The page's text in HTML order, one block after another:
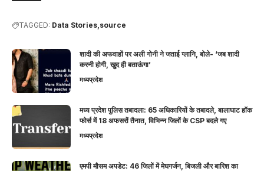
TAGGED: Data Stories source
शादी की अफवाहों पर अली गोनी ने जताई ग्लानि, बोले- ‘जब शादी
करनी होगी, खुद ही बताऊंगा’
मध्यप्रदेश
मध्य प्रदेश पुलिस तबादला: 65 अधिकारियों के तबादले, बालाघाट हॉक
फोर्स में 18 अफसरों तैनात, विभिन्न जिलों के CSP बदले गए
मध्यप्रदेश
एमपी मौसम अपडेट: 46 जिलों में मेघगर्जन, बिजली और बारिश का